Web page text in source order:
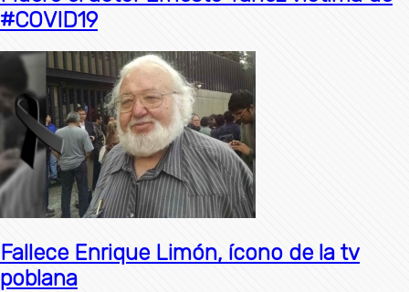
#COVID19
Fallece Enrique Limón, ícono de la tv
poblana